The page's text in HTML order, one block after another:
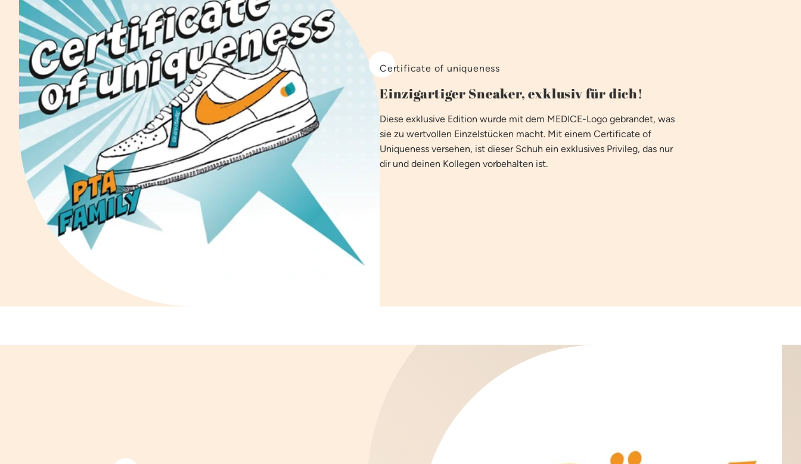
Certificate of uniqueness
Einzigartiger Sneaker, exklusiv für dich!
Diese exklusive Edition wurde mit dem MEDICE-Logo gebrandet, was
sie zu wertvollen Einzelstücken macht. Mit einem Certificate of
Uniqueness versehen, ist dieser Schuh ein exklusives Privileg, das nur
dir und deinen Kollegen vorbehalten ist.